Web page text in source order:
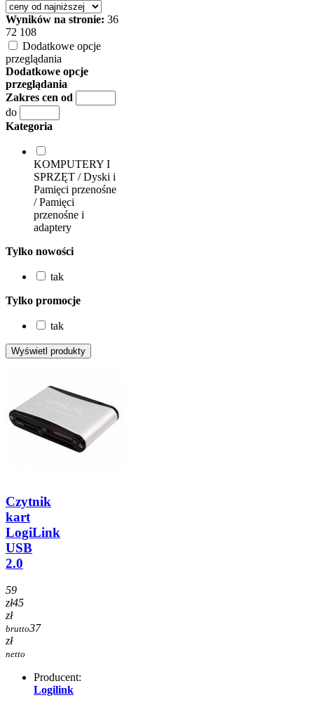
Wyników na stronie: 36
72 108
Dodatkowe opcje
przeglądania
Dodatkowe opcje
przeglądania
Zakres cen od
do
Kategoria
KOMPUTERY I
SPRZĘT / Dyski i
Pamięci przenośne
/ Pamięci
przenośne i
adaptery
Tylko nowości
tak
Tylko promocje
tak
Czytnik
kart
LogiLink
USB
2.0
59
zł45
zł
brutto37
zł
netto
Producent:
Logilink